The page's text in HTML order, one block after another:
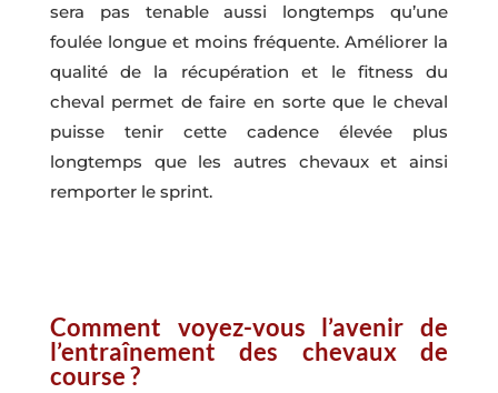
sera pas tenable aussi longtemps qu’une
foulée longue et moins fréquente. Améliorer la
qualité de la récupération et le fitness du
cheval permet de faire en sorte que le cheval
puisse tenir cette cadence élevée plus
longtemps que les autres chevaux et ainsi
remporter le sprint.
Comment voyez-vous l’avenir de
l’entraînement des chevaux de
course ?